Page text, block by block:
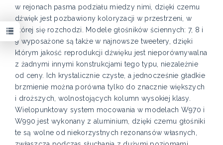
w rejonach pasma podziału miedzy nimi, dzięki czemu
dźwięk jest pozbawiony koloryzacji w przestrzeni, w
której się rozchodzi. Modele głośników ściennych: 7, 8 i
9 wyposażone są także w najnowsze tweetery, dzięki
którym jakość reprodukcji dźwięku jest nieporównywalna
z żadnymi innymi konstrukcjami tego typu, niezależnie
od ceny. Ich krystalicznie czyste, a jednocześnie gładkie
brzmienie można porówna tylko do znacznie większych
i droższych, wolnostojących kolumn wysokiej klasy.
Wielopunktowy system mocowania w modelach W970 i
W990 jest wykonany z aluminium, dzięki czemu głośniki
te są wolne od niekorzystnych rezonansów własnych,